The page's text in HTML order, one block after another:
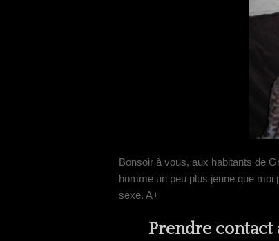
Bonsoir à vous, aux habitants de
homme un peu plus jeune que
sexe. A+
Prendre contact